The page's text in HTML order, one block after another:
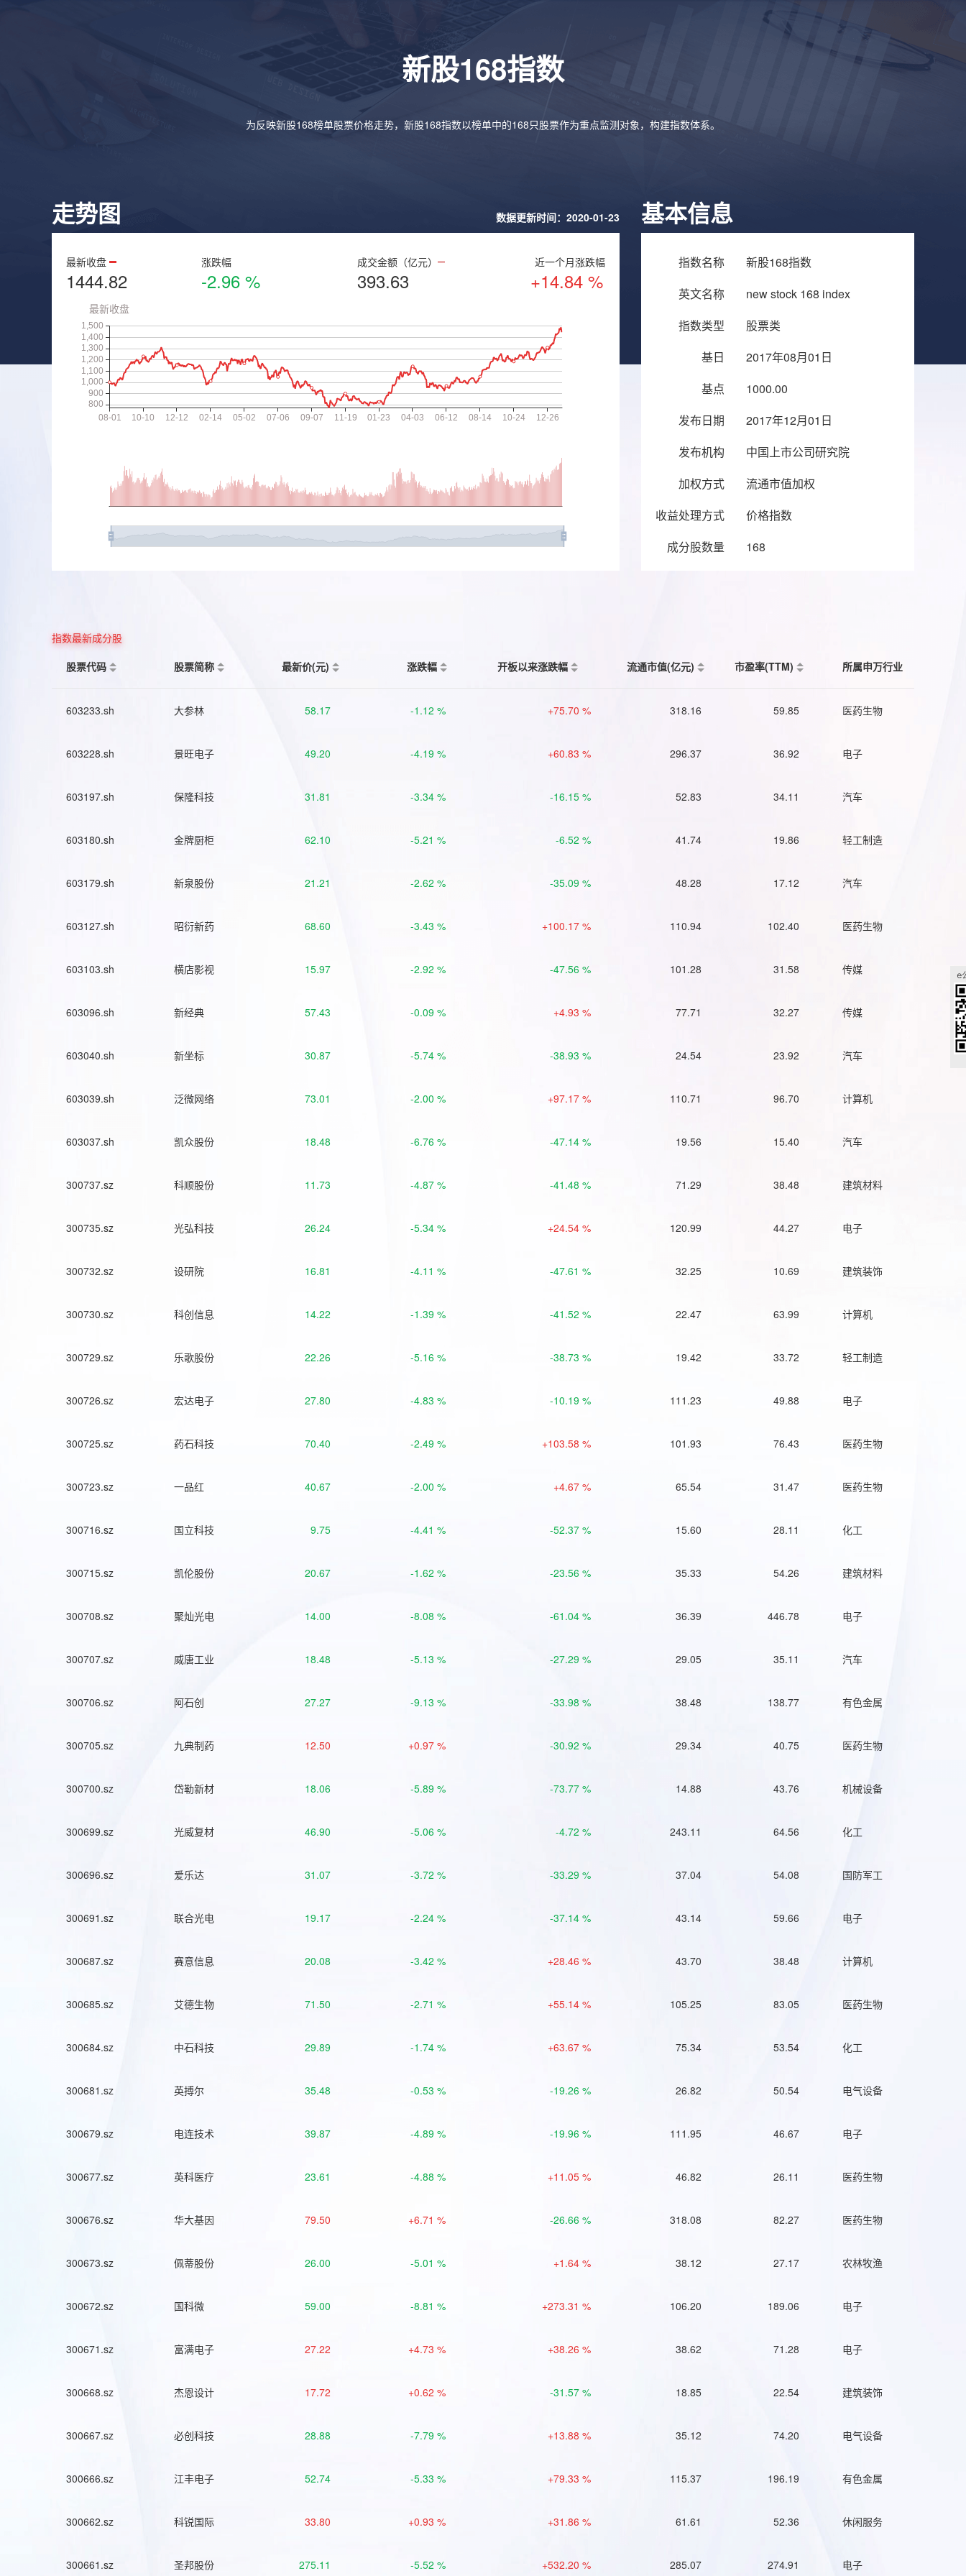
新股168指数
为反映新股168榜单股票价格走势，新股168指数以榜单中的168只股票作为重点监测对象，构建指数体系。
走势图 数据更新时间：2020-01-23
最新收盘
1444.82
涨跌幅
-2.96 %
成交金额（亿元）
393.63
近一个月涨跌幅
+14.84 %
基本信息
指数名称
新股168指数
英文名称
new stock 168 index
指数类型
股票类
基日
2017年08月01日
基点
1000.00
发布日期
2017年12月01日
发布机构
中国上市公司研究院
加权方式
流通市值加权
收益处理方式
价格指数
成分股数量
168
指数最新成分股
股票代码
股票简称 最新价(元) 涨跌幅 开板以来涨跌幅 流通市值(亿元) 市盈率(TTM) 所属申万行业
603233.sh 大参林 58.17 -1.12 % +75.70 % 318.16 59.85 医药生物
603228.sh 景旺电子 49.20 -4.19 % +60.83 % 296.37 36.92 电子
603197.sh 保隆科技 31.81 -3.34 % -16.15 % 52.83 34.11 汽车
603180.sh 金牌厨柜 62.10 -5.21 % -6.52 % 41.74 19.86 轻工制造
603179.sh 新泉股份 21.21 -2.62 % -35.09 % 48.28 17.12 汽车
603127.sh 昭衍新药 68.60 -3.43 % +100.17 % 110.94 102.40 医药生物
603103.sh 横店影视 15.97 -2.92 % -47.56 % 101.28 31.58 传媒
603096.sh 新经典 57.43 -0.09 % +4.93 % 77.71 32.27 传媒
603040.sh 新坐标 30.87 -5.74 % -38.93 % 24.54 23.92 汽车
603039.sh 泛微网络 73.01 -2.00 % +97.17 % 110.71 96.70 计算机
603037.sh 凯众股份 18.48 -6.76 % -47.14 % 19.56 15.40 汽车
300737.sz 科顺股份 11.73 -4.87 % -41.48 % 71.29 38.48 建筑材料
300735.sz 光弘科技 26.24 -5.34 % +24.54 % 120.99 44.27 电子
300732.sz 设研院 16.81 -4.11 % -47.61 % 32.25 10.69 建筑装饰
300730.sz 科创信息 14.22 -1.39 % -41.52 % 22.47 63.99 计算机
300729.sz 乐歌股份 22.26 -5.16 % -38.73 % 19.42 33.72 轻工制造
300726.sz 宏达电子 27.80 -4.83 % -10.19 % 111.23 49.88 电子
300725.sz 药石科技 70.40 -2.49 % +103.58 % 101.93 76.43 医药生物
300723.sz 一品红 40.67 -2.00 % +4.67 % 65.54 31.47 医药生物
300716.sz 国立科技 9.75 -4.41 % -52.37 % 15.60 28.11 化工
300715.sz 凯伦股份 20.67 -1.62 % -23.56 % 35.33 54.26 建筑材料
300708.sz 聚灿光电 14.00 -8.08 % -61.04 % 36.39 446.78 电子
300707.sz 威唐工业 18.48 -5.13 % -27.29 % 29.05 35.11 汽车
300706.sz 阿石创 27.27 -9.13 % -33.98 % 38.48 138.77 有色金属
300705.sz 九典制药 12.50 +0.97 % -30.92 % 29.34 40.75 医药生物
300700.sz 岱勒新材 18.06 -5.89 % -73.77 % 14.88 43.76 机械设备
300699.sz 光威复材 46.90 -5.06 % -4.72 % 243.11 64.56 化工
300696.sz 爱乐达 31.07 -3.72 % -33.29 % 37.04 54.08 国防军工
300691.sz 联合光电 19.17 -2.24 % -37.14 % 43.14 59.66 电子
300687.sz 赛意信息 20.08 -3.42 % +28.46 % 43.70 38.48 计算机
300685.sz 艾德生物 71.50 -2.71 % +55.14 % 105.25 83.05 医药生物
300684.sz 中石科技 29.89 -1.74 % +63.67 % 75.34 53.54 化工
300681.sz 英搏尔 35.48 -0.53 % -19.26 % 26.82 50.54 电气设备
300679.sz 电连技术 39.87 -4.89 % -19.96 % 111.95 46.67 电子
300677.sz 英科医疗 23.61 -4.88 % +11.05 % 46.82 26.11 医药生物
300676.sz 华大基因 79.50 +6.71 % -26.66 % 318.08 82.27 医药生物
300673.sz 佩蒂股份 26.00 -5.01 % +1.64 % 38.12 27.17 农林牧渔
300672.sz 国科微 59.00 -8.81 % +273.31 % 106.20 189.06 电子
300671.sz 富满电子 27.22 +4.73 % +38.26 % 38.62 71.28 电子
300668.sz 杰恩设计 17.72 +0.62 % -31.57 % 18.85 22.54 建筑装饰
300667.sz 必创科技 28.88 -7.79 % +13.88 % 35.12 74.20 电气设备
300666.sz 江丰电子 52.74 -5.33 % +79.33 % 115.37 196.19 有色金属
300662.sz 科锐国际 33.80 +0.93 % +31.86 % 61.61 52.36 休闲服务
300661.sz 圣邦股份 275.11 -5.52 % +532.20 % 285.07 274.91 电子